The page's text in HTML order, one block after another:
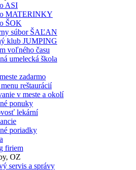
ASI
MATERINKY
ŠOK
súbor ŠAĽAN
klub JUMPING
voľného času
umelecká škola
zadarmo
reštaurácií
v meste a okolí
ponuky
lekární
poriadky
firiem
OZ
servis a správy